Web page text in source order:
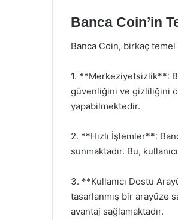
Banca Coin’in
Banca Coin, birkaç temel
1. **Merkeziyetsizlik**:
güvenliğini ve gizliliğini
yapabilmektedir.
2. **Hızlı İşlemler**:
sunmaktadır. Bu,
3. **Kullanıcı Dostu
tasarlanmış bir arayüze
avantaj sağlamaktadır.